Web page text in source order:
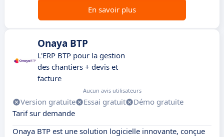
En savoir plus
Onaya BTP
L'ERP BTP pour la gestion
des chantiers + devis et
facture
Aucun avis utilisateurs
Version gratuite Essai gratuit
Démo gratuite
Tarif sur demande
Onaya BTP est une solution logicielle innovante, conçue